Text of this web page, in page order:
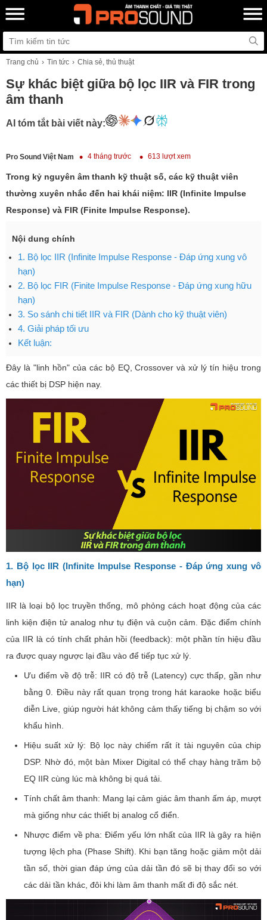
Trang chủ Tin tức Chia sẻ, thủ thuật
Sự khác biệt giữa bộ lọc IIR và FIR trong
âm thanh
AI tóm tắt bài viết này:
Pro Sound Việt Nam 4 tháng trước 613 lượt xem
Trong kỷ nguyên âm thanh kỹ thuật số, các kỹ thuật viên
thường xuyên nhắc đến hai khái niệm: IIR (Infinite Impulse
Response) và FIR (Finite Impulse Response).
Nội dung chính
1. Bộ lọc IIR (Infinite Impulse Response - Đáp ứng xung vô
hạn)
2. Bộ lọc FIR (Finite Impulse Response - Đáp ứng xung hữu
hạn)
3. So sánh chi tiết IIR và FIR (Dành cho kỹ thuật viên)
4. Giải pháp tối ưu
Kết luận:
Đây là "linh hồn" của các bộ EQ, Crossover và xử lý tín hiệu trong
các thiết bị DSP hiện nay.
1. Bộ lọc IIR (Infinite Impulse Response - Đáp ứng xung vô
hạn)
IIR là loại bộ lọc truyền thống, mô phỏng cách hoạt động của các
linh kiện điện tử analog như tụ điện và cuộn cảm. Đặc điểm chính
của IIR là có tính chất phản hồi (feedback): một phần tín hiệu đầu
ra được quay ngược lại đầu vào để tiếp tục xử lý.
Ưu điểm về độ trễ: IIR có độ trễ (Latency) cực thấp, gần như
bằng 0. Điều này rất quan trọng trong hát karaoke hoặc biểu
diễn Live, giúp người hát không cảm thấy tiếng bị chậm so với
khẩu hình.
Hiệu suất xử lý: Bộ lọc này chiếm rất ít tài nguyên của chip
DSP. Nhờ đó, một bàn Mixer Digital có thể chạy hàng trăm bộ
EQ IIR cùng lúc mà không bị quá tải.
Tính chất âm thanh: Mang lại cảm giác âm thanh ấm áp, mượt
mà giống như các thiết bị analog cổ điển.
Nhược điểm về pha: Điểm yếu lớn nhất của IIR là gây ra hiện
tượng lệch pha (Phase Shift). Khi bạn tăng hoặc giảm một dải
tần số, thời gian đáp ứng của dải tần đó sẽ bị thay đổi so với
các dải tần khác, đôi khi làm âm thanh mất đi độ sắc nét.